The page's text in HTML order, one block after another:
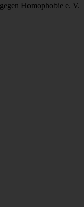
Homophobie e. V.